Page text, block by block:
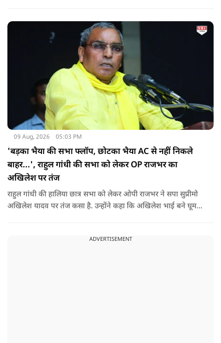
09 Aug, 2026 05:03 PM
'बड़का भैया की सभा फ्लॉप, छोटका भैया AC से नहीं निकले
बाहर...', राहुल गांधी की सभा को लेकर OP राजभर का
अखिलेश पर तंज
राहुल गांधी की हालिया छात्र सभा को लेकर ओपी राजभर ने सपा सुप्रीमो
अखिलेश यादव पर तंज कसा है. उन्होंने कहा कि अखिलेश भाई बने घूम
ADVERTISEMENT